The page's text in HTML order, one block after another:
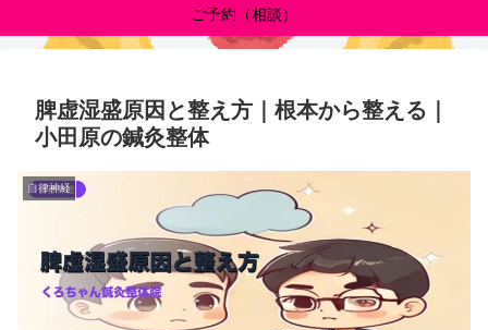
ご予約（相談）
脾虚湿盛原因と整え方｜根本から整える｜
小田原の鍼灸整体
自律神経